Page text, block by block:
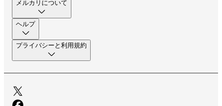
メルカリについて
ヘルプ
プライバシーと利用規約